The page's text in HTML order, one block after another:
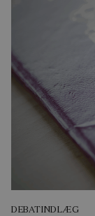
DEBATINDLÆG